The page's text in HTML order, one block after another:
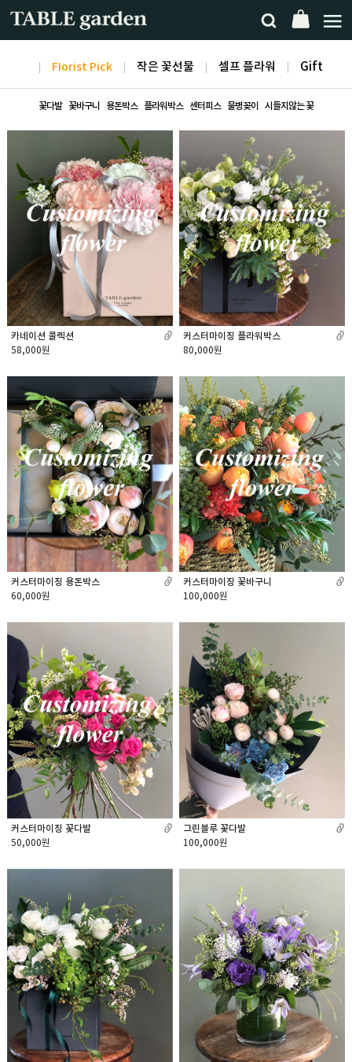
FIorist Pick 작은 꽃선물 셀프 플라워 Gift
꽃다발 꽃바구니 용돈박스 플라워박스 센터피스 물병꽂이 시들지않는 꽃
카네이션 콜렉션
58,000원
커스터마이징 플라워박스
80,000원
커스터마이징 용돈박스
60,000원
커스터마이징 꽃바구니
100,000원
커스터마이징 꽃다발
50,000원
그린블루 꽃다발
100,000원